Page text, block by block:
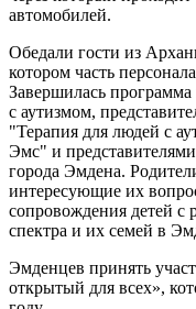
автомобилей.
Обедали гости из
котором часть
Завершилась
с аутизмом,
"Терапия для людей с
Эмс" и
города Эмдена.
интересующие их
сопровождения детей с
спектра и их семей в
Эмденцев принять
открытый для всех»,